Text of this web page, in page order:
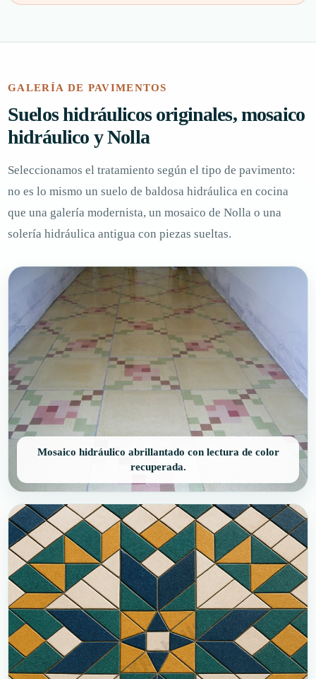
GALERÍA DE PAVIMENTOS
Suelos hidráulicos originales, mosaico
hidráulico y Nolla
Seleccionamos el tratamiento según el tipo de pavimento:
no es lo mismo un suelo de baldosa hidráulica en cocina
que una galería modernista, un mosaico de Nolla o una
solería hidráulica antigua con piezas sueltas.
Mosaico hidráulico abrillantado con lectura de color
recuperada.